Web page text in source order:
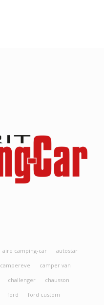
aire camping-car
autostar
campereve
camper van
challenger
chausson
ford
ford custom